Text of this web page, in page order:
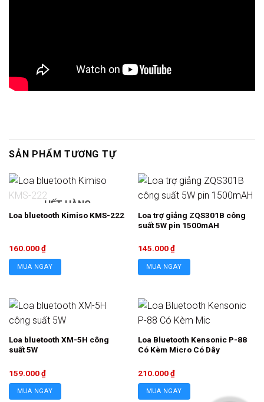
SẢN PHẨM TƯƠNG TỰ
HẾT HÀNG
Loa bluetooth Kimiso KMS-222
160.000₫
MUA NGAY
Loa trợ giảng ZQS301B công
suất 5W pin 1500mAH
145.000₫
MUA NGAY
Loa bluetooth XM-5H công
suất 5W
159.000₫
MUA NGAY
Loa Bluetooth Kensonic P-88
Có Kèm Micro Có Dây
210.000₫
MUA NGAY